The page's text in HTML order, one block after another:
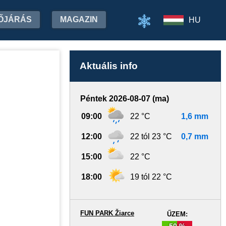
MAGAZIN HU
Aktuális info
Péntek 2026-08-07 (ma)
09:00 22 °C 1,6 mm
12:00 22 tól 23 °C 0,7 mm
15:00 22 °C
18:00 19 tól 22 °C
ŰZEM:
FUN PARK Žiarce